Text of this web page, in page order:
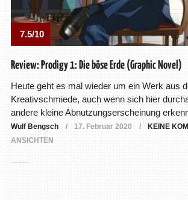
7.5/10
Review: Prodigy 1: Die böse Erde (Graphic Novel)
Heute geht es mal wieder um ein Werk aus
Kreativschmiede, auch wenn sich hier
andere kleine Abnutzungserscheinung
Wulf Bengsch 17. Februar 2020 KEINE
ANSICHTEN